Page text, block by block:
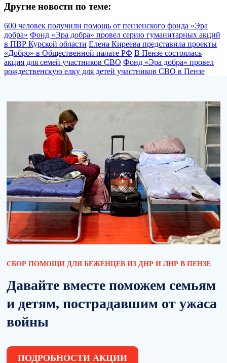
Другие новости по теме:
600 человек получили помощь от пензенского фонда «Эра
добра» Фонд «Эра добра» провел серию гуманитарных акций
в ПВР Курской области Елена Киреева представила проекты
«Добро» в Общественной палате РФ В Пензе состоялась
акция для семей участников СВО Фонд «Эра добра» провел
рождественскую елку для детей участников СВО в Пензе
СБОР ПОМОЩИ ДЛЯ БЕЖЕНЦЕВ ИЗ ДНР И ЛНР В ПЕНЗЕ
Давайте вместе поможем семьям
и детям, пострадавшим от ужаса
войны
ПОДРОБНОСТИ АКЦИИ